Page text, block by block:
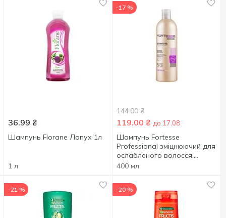
36.99 ₴
Шампунь Florane Лопух 1л
1 л
-17 %
144.00 ₴
119.00 ₴ до 17.08
Шампунь Fortesse
Professional зміцнюючий для
ослабленого волосся,
схильного до випадіння
400 мл
-21 % -20 %